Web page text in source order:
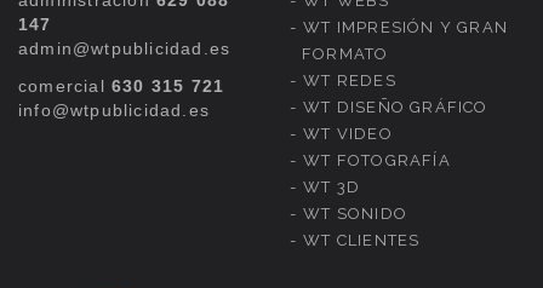
COMERCIOS
147
admin@wtpublicidad.es
comercial 630 315 721
info@wtpublicidad.es
WT IMPRESIÓN Y GRAN
FORMATO
WT REDES
WT DISEÑO GRÁFICO
WT VIDEO
WT FOTOGRAFÍA
WT 3D
WT SONIDO
WT CLIENTES